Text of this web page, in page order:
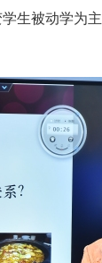
生被动学为